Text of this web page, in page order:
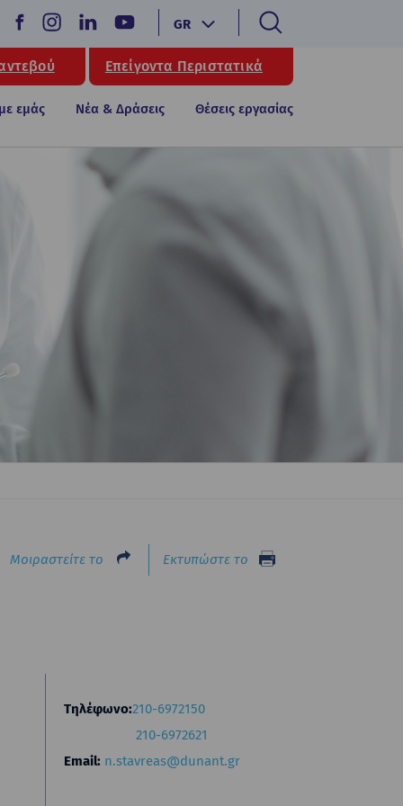
GR
Επείγοντα Περιστατικά
εμάς Νέα & Δράσεις Θέσεις εργασίας
Μοιραστείτε το Εκτυπώστε το
Τηλέφωνο:210-6972150
210-6972621
Email: n.stavreas@dunant.gr